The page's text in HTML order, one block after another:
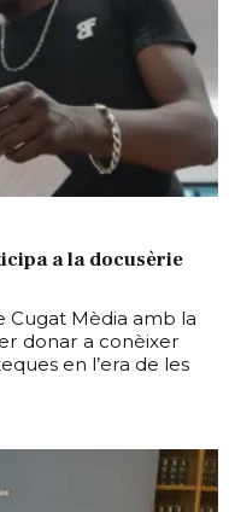
a la docusèrie
Cugat Mèdia amb la
donar a conèixer
en l’era de les